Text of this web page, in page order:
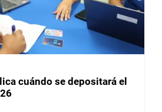
cuándo se depositará el